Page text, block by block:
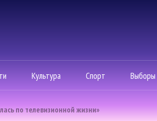
Культура Спорт Выборы
по телевизионной жизни»